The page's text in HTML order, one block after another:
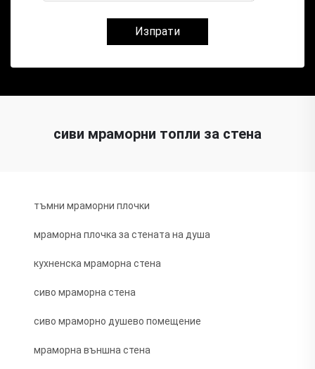
Изпрати
сиви мраморни топли за стена
тъмни мраморни плочки
мраморна плочка за стената на душа
кухненска мраморна стена
сиво мраморна стена
сиво мраморно душево помещение
мраморна външна стена